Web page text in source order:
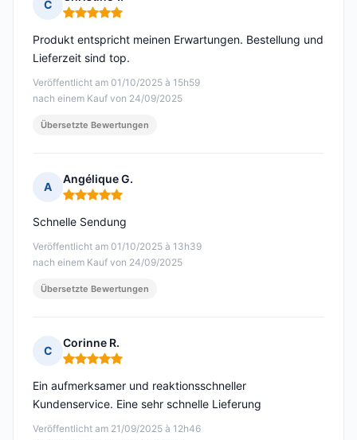
C
Hinweis: 5 von 5
Veröffentlicht am 01/10/2025 à 15h59
nach einem Kauf von 24/09/2025
Produkt entspricht meinen Erwartungen. Bestellung und
Lieferzeit sind top.
Übersetzte Bewertungen
A
Angélique G.
Hinweis: 5 von 5
Veröffentlicht am 01/10/2025 à 13h39
nach einem Kauf von 24/09/2025
Schnelle Sendung
Übersetzte Bewertungen
C
Corinne R.
Hinweis: 5 von 5
Veröffentlicht am 21/09/2025 à 12h46
Ein aufmerksamer und reaktionsschneller
Kundenservice. Eine sehr schnelle Lieferung